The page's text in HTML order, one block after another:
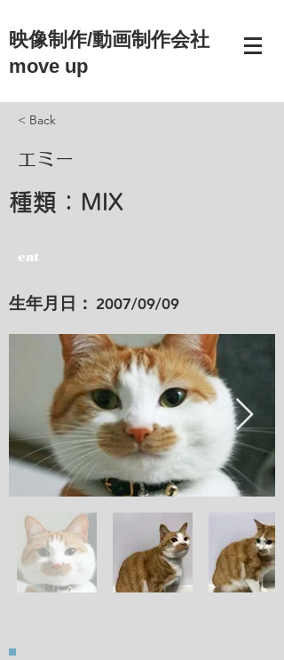
映像制作/動画制作会社
move up
< Back
エミー
MIX
種類：
​生年月日： 2007/09/09
cat